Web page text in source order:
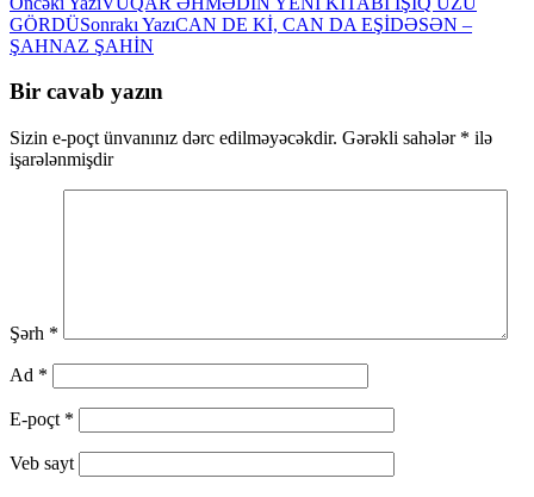
Yazılar
üzrə
GÖRDÜSonrakı YazıCAN DE Kİ, CAN DA EŞİDƏSƏN –
ŞAHNAZ ŞAHİN
Bir cavab yazın
Sizin e-poçt ünvanınız dərc edilməyəcəkdir. Gərəkli sahələr * ilə
işarələnmişdir
Şərh *
Ad *
E-poçt *
Veb sayt